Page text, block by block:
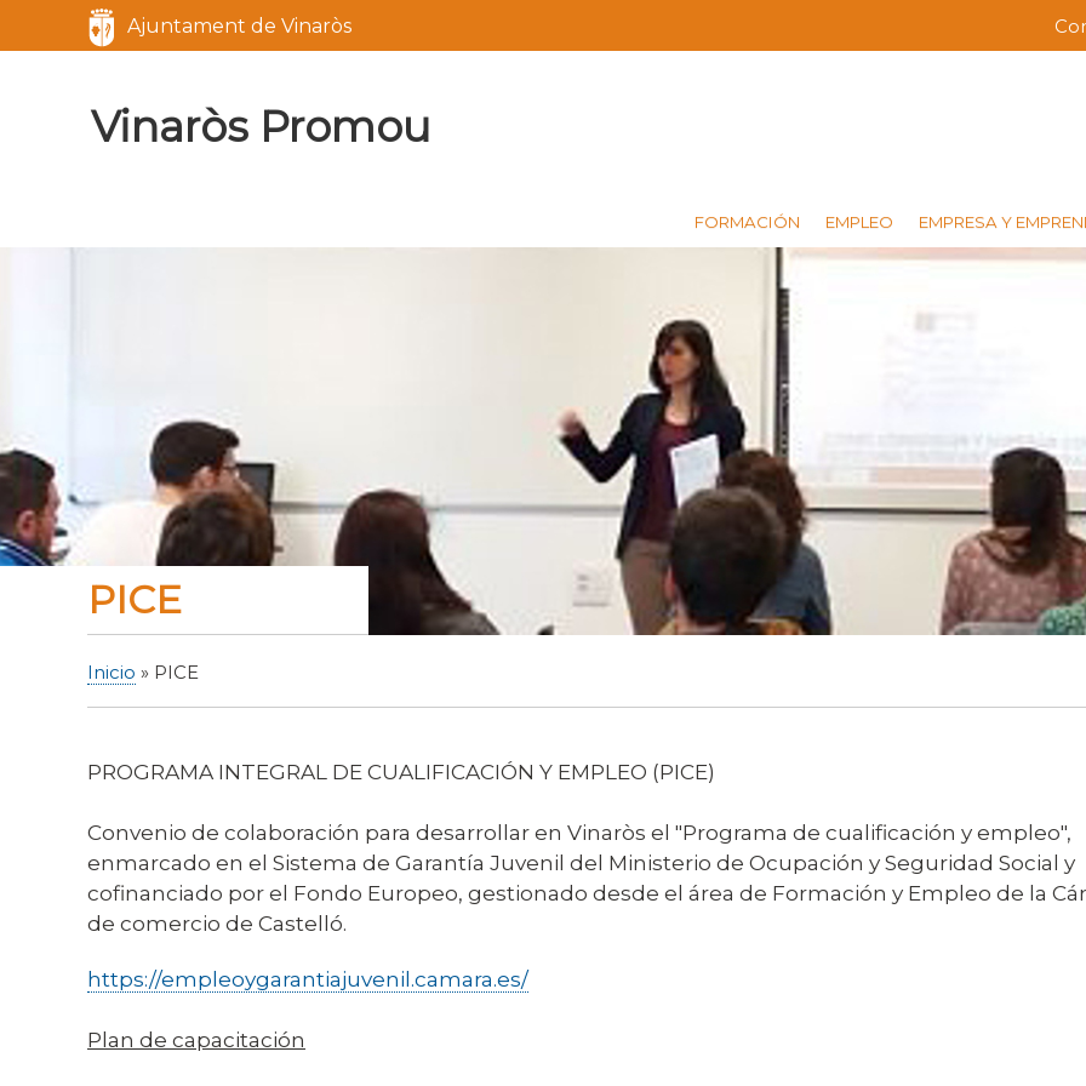
al
Ajuntament de Vinaròs
Marca del sitio
Vinaròs Promou
FORMACIÓN EMPLEO EMPRESA Y
PICE
ayuda
la
navegación
Inicio PICE
PROGRAMA INTEGRAL DE CUALIFICACIÓN Y EMPLEO (PICE)
Convenio de colaboración para desarrollar en Vinaròs el "Programa de cualificación y empleo",
enmarcado en el Sistema de Garantía Juvenil del Ministerio de Ocupación y Seguridad Social y
cofinanciado por el Fondo Europeo, gestionado desde el área de Formación y Empleo de la
de comercio de Castelló.
https://empleoygarantiajuvenil.camara.es/
Plan de capacitación